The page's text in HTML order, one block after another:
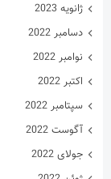
ژانویه 2023
دسامبر 2022
نوامبر 2022
اکتبر 2022
سپتامبر 2022
آگوست 2022
جولای 2022